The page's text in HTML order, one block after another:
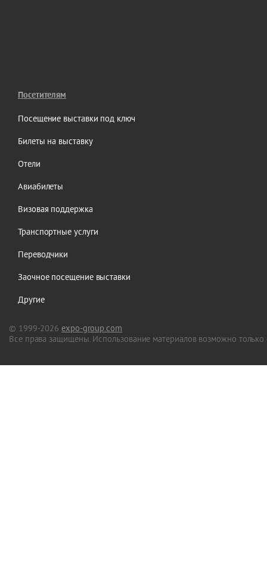
Посетителям
Посещение выставки под ключ
Билеты на выставку
Отели
Авиабилеты
Визовая поддержка
Транспортные услуги
Переводчики
Заочное посещение выставки
Другие
© 1999-2026 expo-group.com
Все права защищены. Использование материалов возможно